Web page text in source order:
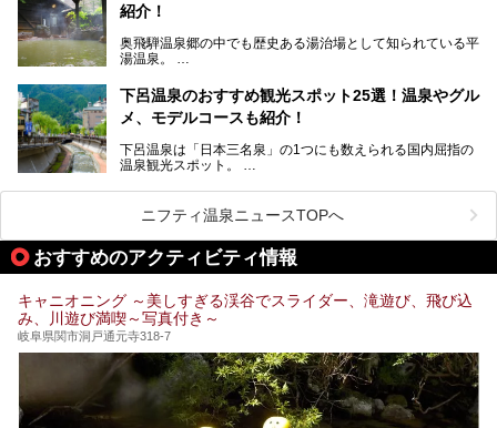
池田温泉には道の駅があるなど、温泉、観光、買い物と、さ
そんな池田温泉の魅力を詳しく紹介していきます！
紹介！
奥飛騨温泉郷の中でも歴史ある湯治場として知られている平
湯温泉。
らの利用客も増え、ますます賑わいを見せています。そこで
今回は、平湯温泉の観光スポットとおすすめの温泉施設を紹
介します。気になる温泉をぜひチェックしてみてください。
下呂温泉のおすすめ観光スポット25選！温泉やグル
メ、モデルコースも紹介！
下呂温泉は「日本三名泉」の1つにも数えられる国内屈指の
温泉観光スポット。
のグルメを楽しんだり、周辺にある名所にも足を伸ばしたり
したいもの。
本記事では、下呂温泉エリアにあるおすすめの観光スポット
をご紹介するとともに散策する際のモデルコースもご提案。
下呂温泉観光をたっぷりとガイドします！
ニフティ温泉ニュースTOPへ
おすすめのアクティビティ情報
キャニオニング ～美しすぎる渓谷でスライダー、滝遊び、飛び込
み、川遊び満喫～写真付き～
岐阜県関市洞戸通元寺318-7